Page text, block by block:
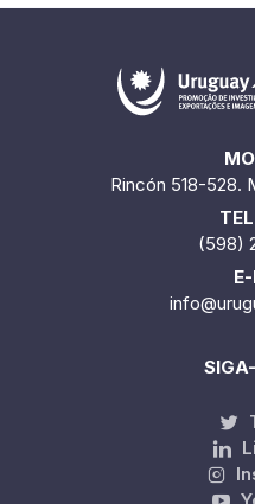
Rincón 518-528.
(598)